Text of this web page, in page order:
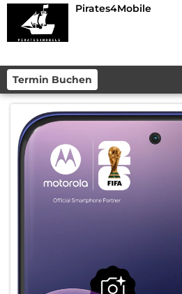
Pirates4Mobile
Termin Buchen